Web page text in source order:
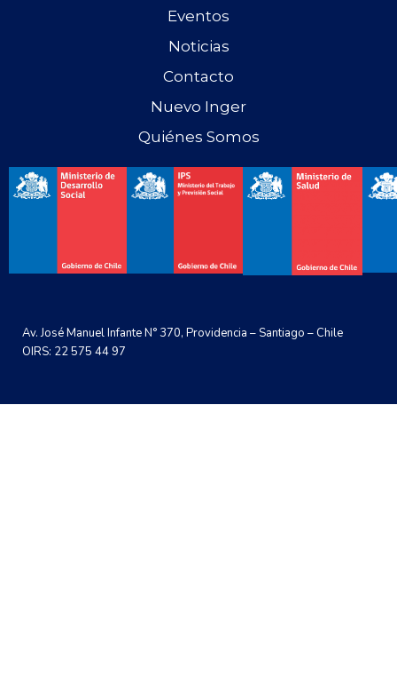
Eventos
Noticias
Contacto
Nuevo Inger
Quiénes Somos
Av. José Manuel Infante N° 370, Providencia – Santiago – Chile
OIRS: 22 575 44 97